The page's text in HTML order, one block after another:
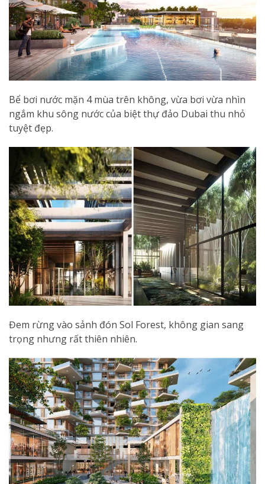
Bể bơi nước mặn 4 mùa trên không, vừa bơi vừa nhìn
ngắm khu sông nước của biệt thự đảo Dubai thu nhỏ
tuyệt đẹp.
Đem rừng vào sảnh đón Sol Forest, không gian sang
trọng nhưng rất thiên nhiên.